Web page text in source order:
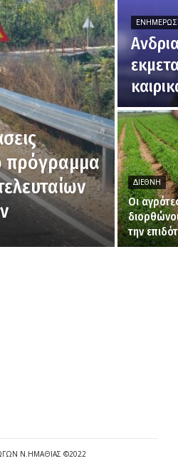
πρόγραμμα
ΔΙΕΘΝΉ
Οι
την
Ν.ΗΜΑΘΙΑΣ ©2022